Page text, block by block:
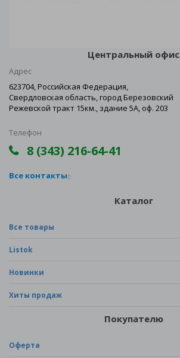
Центральный офис
Адрес
623704, Российская Федерация,
Свердловская область, город Березовский
Режевской тракт 15км., здание 5А, оф. 203
Телефон
8 (343) 216-64-41
Все контакты
Каталог
Все товары
Listok
Новинки
Хиты продаж
Покупателю
Оферта